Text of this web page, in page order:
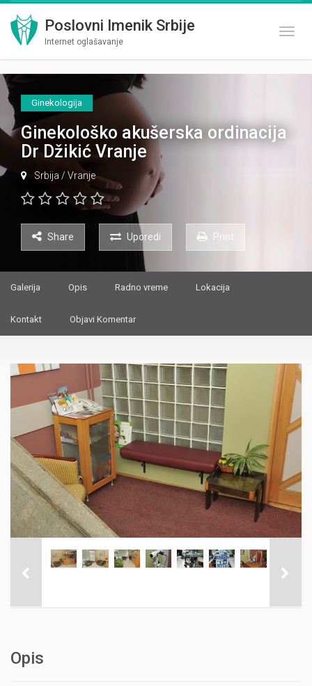
Poslovni Imenik Srbije
Internet oglašavanje
Ginekologija
Ginekološko akušerska ordinacija
Dr Džikić Vranje
Srbija / Vranje
Share Uporedi Print
Galerija Opis Radno vreme Lokacija
Kontakt Objavi Komentar
Opis